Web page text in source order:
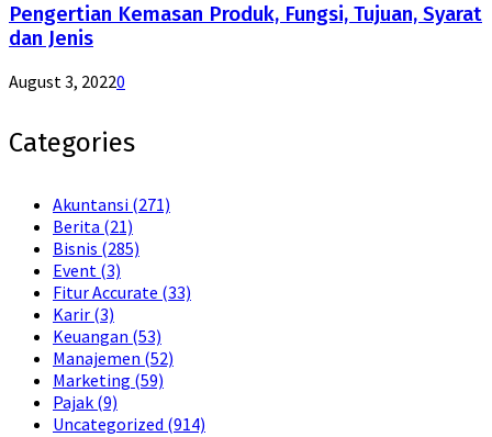
Pengertian Kemasan Produk, Fungsi, Tujuan, Syarat
dan Jenis
August 3, 20220
Categories
Akuntansi (271)
Berita (21)
Bisnis (285)
Event (3)
Fitur Accurate (33)
Karir (3)
Keuangan (53)
Manajemen (52)
Marketing (59)
Pajak (9)
Uncategorized (914)